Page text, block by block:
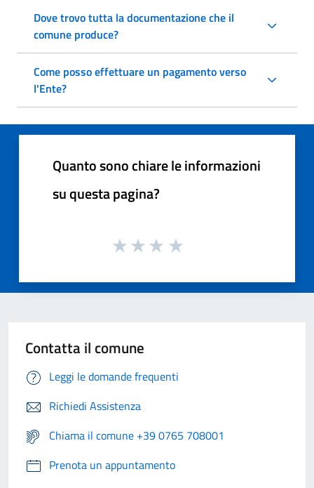
Dove trovo tutta la documentazione che il
comune produce?
Come posso effettuare un pagamento verso
l'Ente?
Quanto sono chiare le informazioni
su questa pagina?
Contatta il comune
Leggi le domande frequenti
Richiedi Assistenza
Chiama il comune +39 0765 708001
Prenota un appuntamento